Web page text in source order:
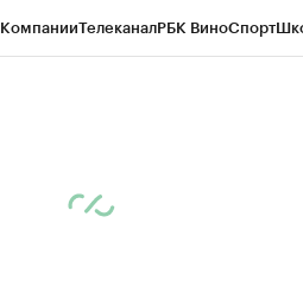
ТелеканалРБК ВиноСпорт